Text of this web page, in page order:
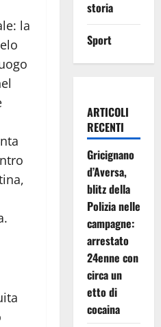
la
storia
Sport
ARTICOLI
RECENTI
Gricignano
d’Aversa,
blitz della
Polizia nelle
campagne:
arrestato
24enne con
circa un
etto di
cocaina